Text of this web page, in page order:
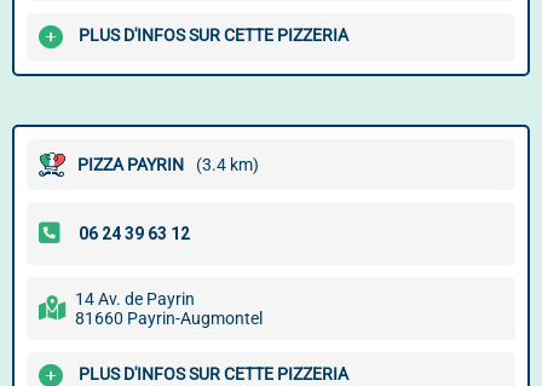
PLUS D'INFOS SUR CETTE PIZZERIA
PIZZA PAYRIN (3.4 km)
14 Av. de Payrin
81660 Payrin-Augmontel
PLUS D'INFOS SUR CETTE PIZZERIA